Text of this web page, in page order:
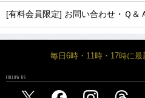
[有料会員限定] お問い合わせ・Ｑ＆
毎日6時・11時・17時に
FOLLOW US